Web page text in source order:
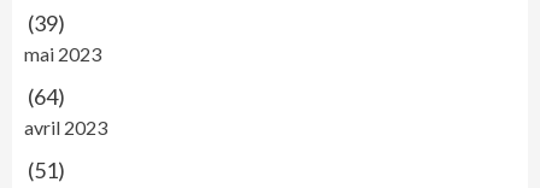
(39)
mai 2023
(64)
avril 2023
(51)